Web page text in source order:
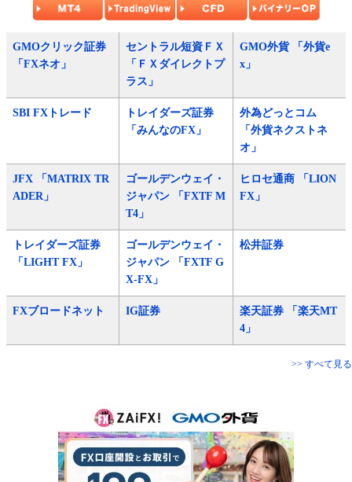
GMOクリック証券
「FXネオ」
セントラル短資ＦＸ
「ＦＸダイレクトプ
ラス」
GMO外貨 「外貨e
x」
SBI FXトレード
トレイダーズ証券
「みんなのFX」
外為どっとコム
「外貨ネクストネ
オ」
JFX 「MATRIX TR
ADER」
ゴールデンウェイ・
ジャパン 「FXTF M
T4」
ヒロセ通商 「LION
FX」
トレイダーズ証券
「LIGHT FX」
ゴールデンウェイ・
ジャパン 「FXTF G
X-FX」
松井証券
FXブロードネット IG証券
楽天証券 「楽天MT
4」
>> すべて見る